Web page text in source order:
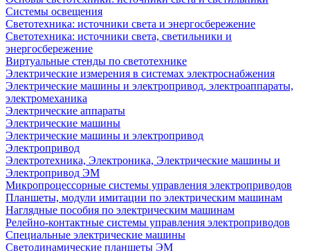
Системы освещения
Светотехника: источники света и энергосбережение
Светотехника: источники света, светильники и
энергосбережение
Виртуальные стенды по светотехнике
Электрические измерения в системах электроснабжения
Электрические машины и электропривод, электроаппараты,
электромеханика
Электрические аппараты
Электрические машины
Электрические машины и электропривод
Электропривод
Электротехника, Электроника, Электрические машины и
Электропривод ЭМ
Микропроцессорные системы управления электроприводов
Планшеты, модули имитации по электрическим машинам
Наглядные пособия по электрическим машинам
Релейно-контактные системы управления электроприводов
Специальные электрические машины
Светодинамические планшеты ЭМ